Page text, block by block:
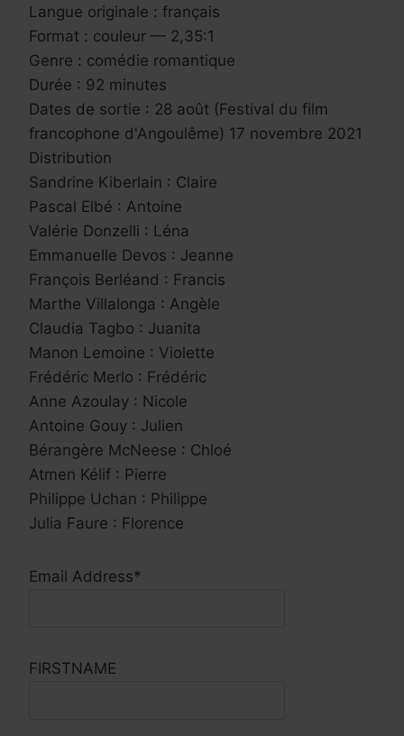
Langue originale : français
Format : couleur — 2,35:1
Genre : comédie romantique
Durée : 92 minutes
Dates de sortie : 28 août (Festival du film
francophone d'Angoulême) 17 novembre 2021
Distribution
Sandrine Kiberlain : Claire
Pascal Elbé : Antoine
Valérie Donzelli : Léna
Emmanuelle Devos : Jeanne
François Berléand : Francis
Marthe Villalonga : Angèle
Claudia Tagbo : Juanita
Manon Lemoine : Violette
Frédéric Merlo : Frédéric
Anne Azoulay : Nicole
Antoine Gouy : Julien
Bérangère McNeese : Chloé
Atmen Kélif : Pierre
Philippe Uchan : Philippe
Julia Faure : Florence
Email Address*
FIRSTNAME